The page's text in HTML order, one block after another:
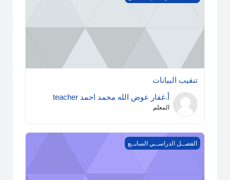
تنقيب البيانات
أ.غفار عوض الله محمد احمد teacher
المعلم
التعليم الإلكتروني
الفصــل الدراســي السابــع